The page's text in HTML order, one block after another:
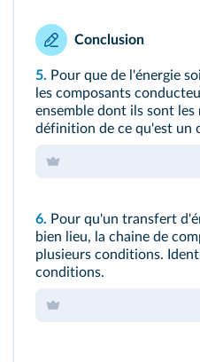
Conclusion
5. Pour que de l'énergie
les composants
ensemble dont ils sont les
définition de ce qu'est un
6. Pour qu'un transfert
bien lieu, la chaine de
plusieurs conditions.
conditions.